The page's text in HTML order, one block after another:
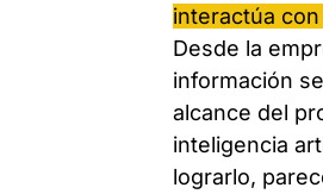
interactúa
Desde la
información
alcance del
inteligencia
lograrlo,